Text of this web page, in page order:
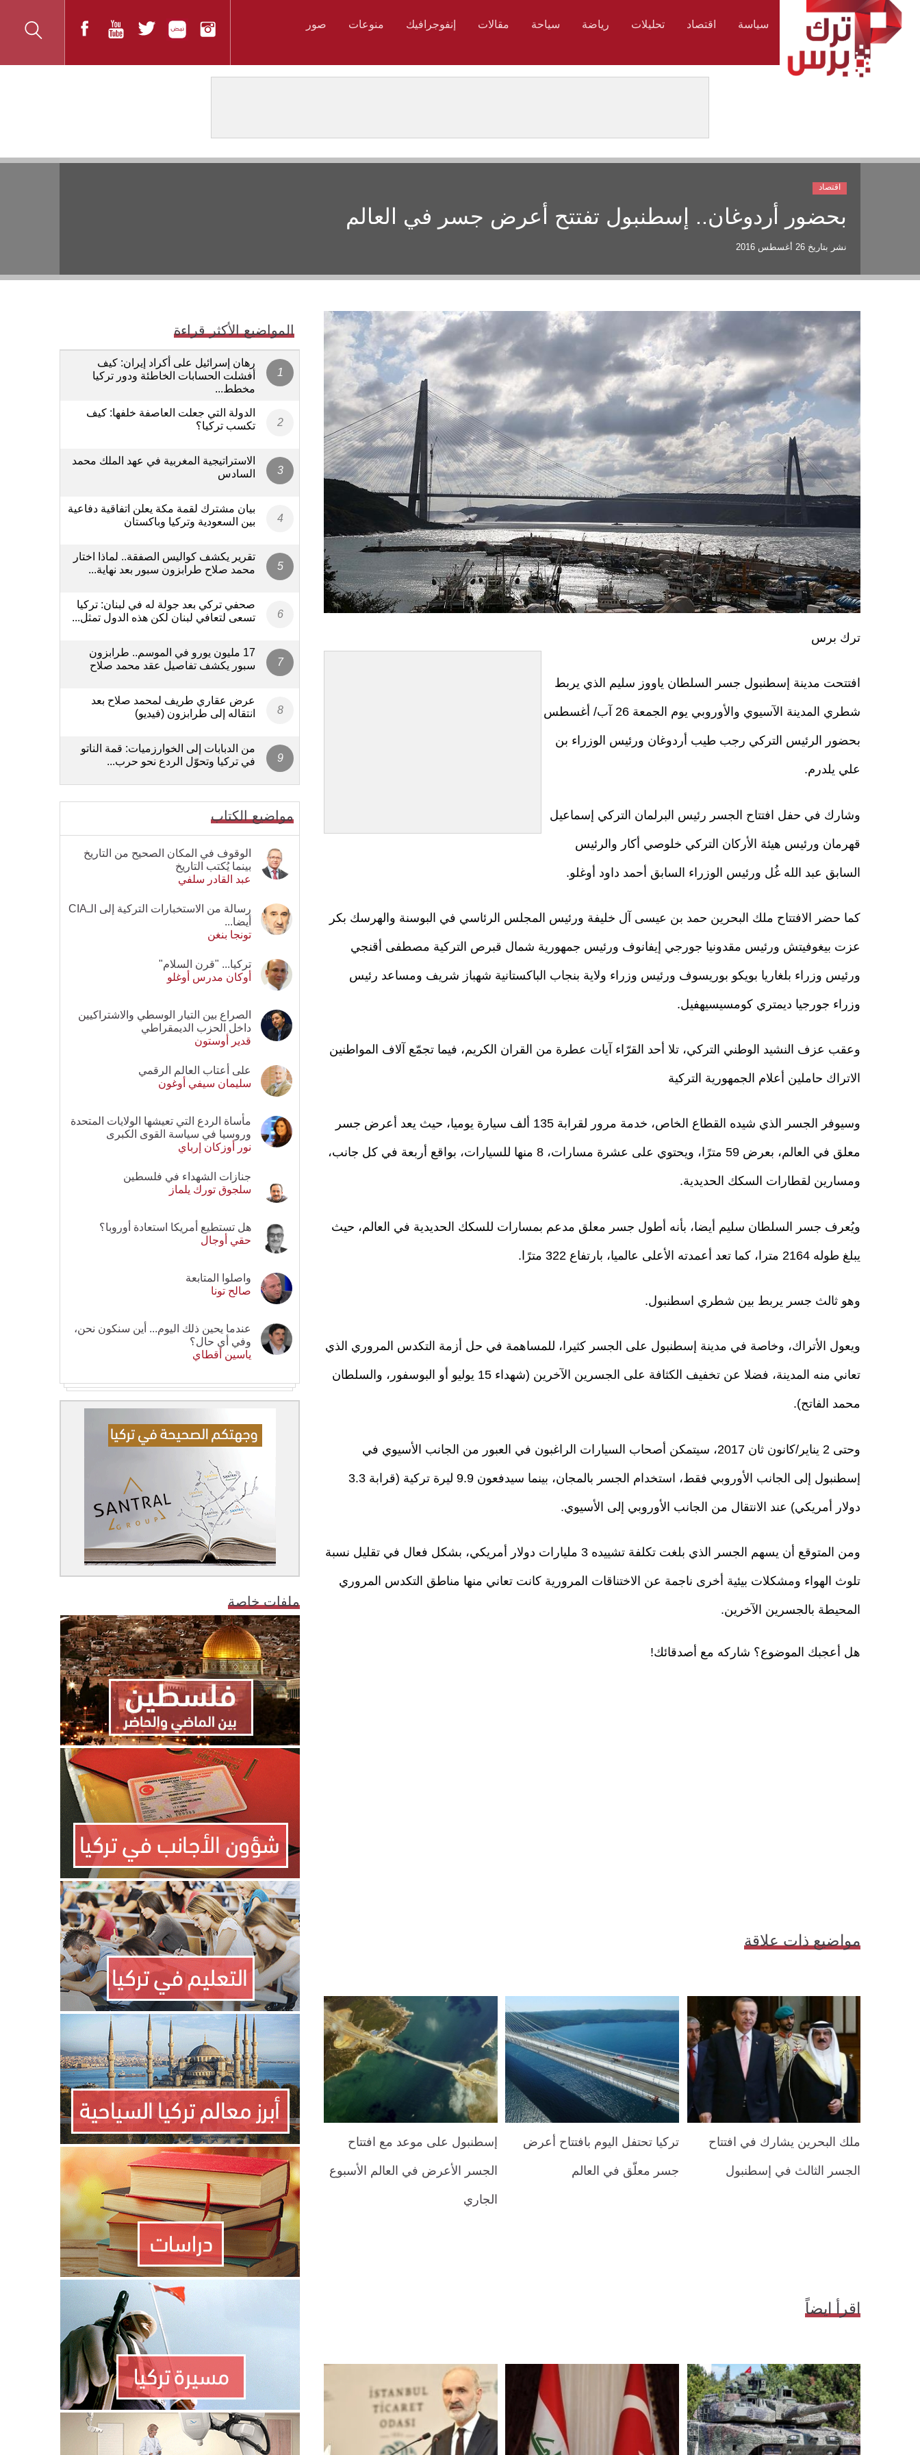
سياسة اقتصاد تحليلات رياضة سياحة مقالات إنفوجرافيك منوعات صور
بحضور أردوغان.. إسطنبول تفتتح أعرض جسر في العالم
نشر بتاريخ 26 أغسطس 2016
اقتصاد
ترك برس
افتتحت مدينة إسطنبول جسر السلطان ياووز سليم الذي يربط
شطري المدينة الآسيوي والأوروبي يوم الجمعة 26 آب/ أغسطس
بحضور الرئيس التركي رجب طيب أردوغان ورئيس الوزراء بن
علي يلدرم.
وشارك في حفل افتتاح الجسر رئيس البرلمان التركي إسماعيل
قهرمان ورئيس هيئة الأركان التركي خلوصي أكار والرئيس
السابق عبد الله غُل ورئيس الوزراء السابق أحمد داود أوغلو.
كما حضر الافتتاح ملك البحرين حمد بن عيسى آل خليفة ورئيس المجلس الرئاسي في البوسنة والهرسك بكر
عزت بيغوفيتش ورئيس مقدونيا جورجي إيفانوف ورئيس جمهورية شمال قبرص التركية مصطفى أقنجي
ورئيس وزراء بلغاريا بويكو بوريسوف ورئيس وزراء ولاية بنجاب الباكستانية شهباز شريف ومساعد رئيس
وزراء جورجيا ديمتري كومسيسيهفيل.
وعقب عزف النشيد الوطني التركي، تلا أحد القرّاء آيات عطرة من القران الكريم، فيما تجمّع آلاف المواطنين
الاتراك حاملين أعلام الجمهورية التركية
وسيوفر الجسر الذي شيده القطاع الخاص، خدمة مرور لقرابة 135 ألف سيارة يوميا، حيث يعد أعرض جسر
معلق في العالم، بعرض 59 مترًا، ويحتوي على عشرة مسارات، 8 منها للسيارات، بواقع أربعة في كل جانب،
ومسارين لقطارات السكك الحديدية.
ويُعرف جسر السلطان سليم أيضا، بأنه أطول جسر معلق مدعم بمسارات للسكك الحديدية في العالم، حيث
يبلغ طوله 2164 مترا، كما تعد أعمدته الأعلى عالميا، بارتفاع 322 مترًا.
وهو ثالث جسر يربط بين شطري اسطنبول.
ويعول الأتراك، وخاصة في مدينة إسطنبول على الجسر كثيرا، للمساهمة في حل أزمة التكدس المروري الذي
تعاني منه المدينة، فضلا عن تخفيف الكثافة على الجسرين الآخرين (شهداء 15 يوليو أو البوسفور، والسلطان
محمد الفاتح).
وحتى 2 يناير/كانون ثان 2017، سيتمكن أصحاب السيارات الراغبون في العبور من الجانب الأسيوي في
إسطنبول إلى الجانب الأوروبي فقط، استخدام الجسر بالمجان، بينما سيدفعون 9.9 ليرة تركية (قرابة 3.3
دولار أمريكي) عند الانتقال من الجانب الأوروبي إلى الأسيوي.
ومن المتوقع أن يسهم الجسر الذي بلغت تكلفة تشييده 3 مليارات دولار أمريكي، بشكل فعال في تقليل نسبة
تلوث الهواء ومشكلات بيئية أخرى ناجمة عن الاختناقات المرورية كانت تعاني منها مناطق التكدس المروري
المحيطة بالجسرين الآخرين.
هل أعجبك الموضوع؟ شاركه مع أصدقائك!
مواضيع ذات علاقة
ملك البحرين يشارك في افتتاح
الجسر الثالث في إسطنبول
تركيا تحتفل اليوم بافتتاح أعرض
جسر معلّق في العالم
إسطنبول على موعد مع افتتاح
الجسر الأعرض في العالم الأسبوع
الجاري
اقرأ ايضاً
المواضيع الأكثر قراءة
رهان إسرائيل على أكراد إيران: كيف
أفشلت الحسابات الخاطئة ودور تركيا
مخطط...
الدولة التي جعلت العاصفة خلفها: كيف
تكسب تركيا؟
الاستراتيجية المغربية في عهد الملك محمد
السادس
بيان مشترك لقمة مكة يعلن اتفاقية دفاعية
بين السعودية وتركيا وباكستان
تقرير يكشف كواليس الصفقة.. لماذا اختار
محمد صلاح طرابزون سبور بعد نهاية...
صحفي تركي بعد جولة له في لبنان: تركيا
تسعى لتعافي لبنان لكن هذه الدول تمثل...
17 مليون يورو في الموسم.. طرابزون
سبور يكشف تفاصيل عقد محمد صلاح
عرض عقاري طريف لمحمد صلاح بعد
انتقاله إلى طرابزون (فيديو)
من الدبابات إلى الخوارزميات: قمة الناتو
في تركيا وتحوّل الردع نحو حرب...
مواضيع الكتاب
الوقوف في المكان الصحيح من التاريخ
بينما يُكتب التاريخ
عبد القادر سلفي
رسالة من الاستخبارات التركية إلى الـCIA
أيضا...
تونجا بنغن
تركيا... "قرن السلام"
أوكان مدرس أوغلو
الصراع بين التيار الوسطي والاشتراكيين
داخل الحزب الديمقراطي
قدير أوستون
على أعتاب العالم الرقمي
سليمان سيفي أوغون
مأساة الردع التي تعيشها الولايات المتحدة
وروسيا في سياسة القوى الكبرى
نور أوزكان إرباي
جنازات الشهداء في فلسطين
سلجوق تورك يلماز
هل تستطيع أمريكا استعادة أوروبا؟
حقي أوجال
واصلوا المتابعة
صالح تونا
عندما يحين ذلك اليوم... أين سنكون نحن،
وفي أي حال؟
ياسين أقطاي
ملفات خاصة